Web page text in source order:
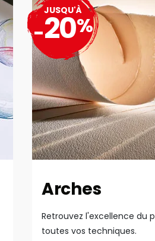
Arches
Retrouvez l'excellence du
toutes vos techniques.
JUSQU'À
-20%